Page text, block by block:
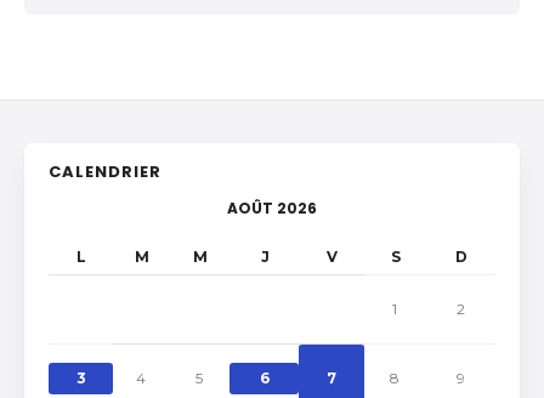
CALENDRIER
AOÛT 2026
L M M J V S D
1 2
3 4 5 6 7 8 9